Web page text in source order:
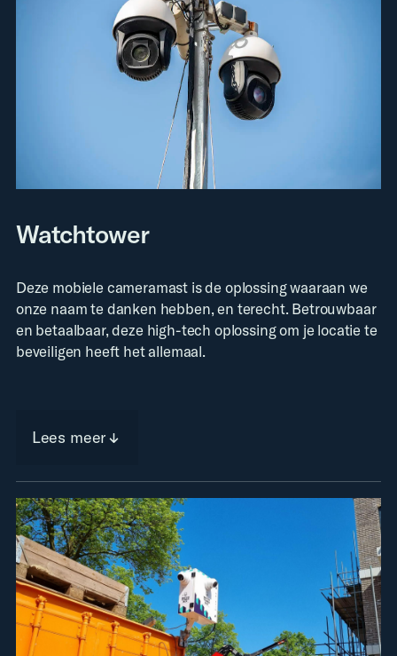
Watchtower
Deze mobiele cameramast is de oplossing waaraan we
onze naam te danken hebben, en terecht. Betrouwbaar
en betaalbaar, deze high-tech oplossing om je locatie te
beveiligen heeft het allemaal.
Lees meer